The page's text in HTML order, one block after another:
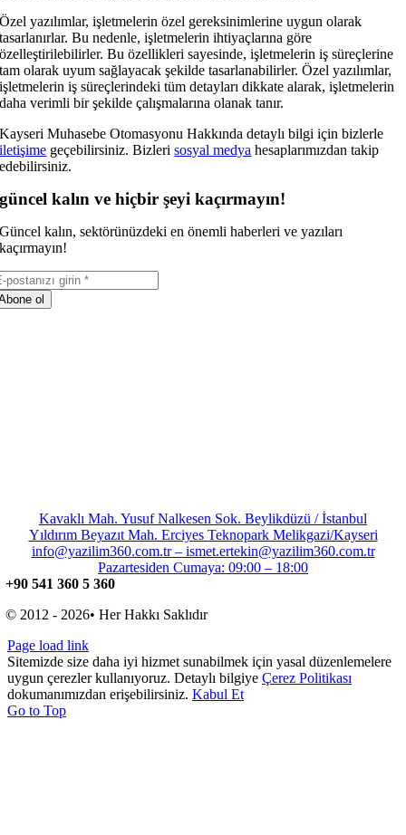
Özel yazılımlar, işletmelerin özel gereksinimlerine uygun olarak
tasarlanırlar. Bu nedenle, işletmelerin ihtiyaçlarına göre
özelleştirilebilirler. Bu özellikleri sayesinde, işletmelerin iş süreçlerine
tam olarak uyum sağlayacak şekilde tasarlanabilirler. Özel yazılımlar,
işletmelerin iş süreçlerindeki tüm detayları dikkate alarak, işletmelerin
daha verimli bir şekilde çalışmalarına olanak tanır.
Kayseri Muhasebe Otomasyonu Hakkında detaylı bilgi için bizlerle
iletişime geçebilirsiniz. Bizlerisosyal medya hesaplarımızdan takip
edebilirsiniz.
güncel kalın ve hiçbir şeyi kaçırmayın!
Güncel kalın, sektörünüzdeki en önemli haberleri ve yazıları
kaçırmayın!
ol
Kavaklı Mah. Yusuf Nalkesen Sok. Beylikdüzü / İstanbul
Yıldırım Beyazıt Mah. Erciyes Teknopark Melikgazi/Kayseri
info@yazilim360.com.tr – ismet.ertekin@yazilim360.com.tr
Pazartesiden Cumaya: 09:00 – 18:00
+90 541 360 5 360
© 2012 - 2026• Her Hakkı Saklıdır
Page load link
Sitemizde size daha iyi hizmet sunabilmek için yasal düzenlemelere
uygun çerezler kullanıyoruz. Detaylı bilgiye Çerez Politikası
dokumanımızdan erişebilirsiniz. Kabul Et
Go to Top